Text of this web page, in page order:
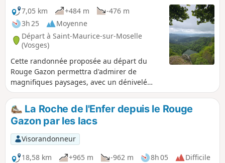
7,05 km
+484 m
-476 m
3h 25
Moyenne
Départ à Saint-Maurice-sur-Moselle
(Vosges)
Cette randonnée proposée au départ du
Rouge Gazon permettra d'admirer de
magnifiques paysages, avec un dénivelé
plutôt important par rapport au nombre de
kilomètres. Elle offre un combiné parfait
entre points de vues, cascade, auberge, lac
et forêt. Selon la météo ou en fonction des
envies de chacune et chacun il est
également possible d'adapter le parcours.
La Roche de l'Enfer depuis le Rouge
Gazon par les lacs
Visorandonneur
18,58 km
+965 m -962 m 8h 05
Difficile